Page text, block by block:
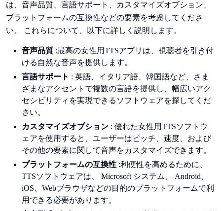
は、音声品質、言語サポート、カスタマイズオプション、
プラットフォームの互換性などの要素を考慮してくださ
い。 これらについて、以下に詳しく説明します。
音声品質 :最高の女性用TTSアプリは、視聴者を引き付
ける自然な音声を提供します。
言語サポート : 英語、イタリア語、韓国語など、さま
ざまなアクセントで複数の言語を提供し、幅広いアク
セシビリティを実現できるソフトウェアを探してくだ
さい。
カスタマイズオプション : 優れた女性用TTSソフトウ
ェアを使用すると、ユーザーはピッチ、速度、および
その他の要素に関して音声をカスタマイズできます。
プラットフォームの互換性 :利便性を高めるために、
TTSソフトウェアは、 Microsoft システム、 Android、
iOS、Webブラウザなどの目的のプラットフォームで利
用できる必要があります。